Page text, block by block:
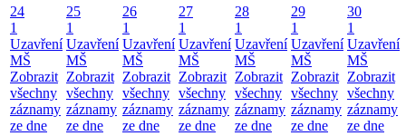
24
1
Uzavření
MŠ
Zobrazit
všechny
záznamy
ze dne
25
1
Uzavření
MŠ
Zobrazit
všechny
záznamy
ze dne
26
1
Uzavření
MŠ
Zobrazit
všechny
záznamy
ze dne
27
1
Uzavření
MŠ
Zobrazit
všechny
záznamy
ze dne
28
1
Uzavření
MŠ
Zobrazit
všechny
záznamy
ze dne
29
1
Uzavření
MŠ
Zobrazit
všechny
záznamy
ze dne
30
1
Uzavření
MŠ
Zobrazit
všechny
záznamy
ze dne